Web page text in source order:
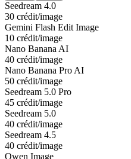
Seedream 4.0
30 crédit/image
Gemini Flash Edit Image
10 crédit/image
Nano Banana AI
40 crédit/image
Nano Banana Pro AI
50 crédit/image
Seedream 5.0 Pro
45 crédit/image
Seedream 5.0
40 crédit/image
Seedream 4.5
40 crédit/image
Qwen Image